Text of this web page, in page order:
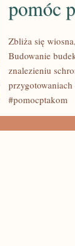
BUDOWA
BUDEK
pomóc
Zbliża się
Budowanie
znalezieniu
#pomocptakom